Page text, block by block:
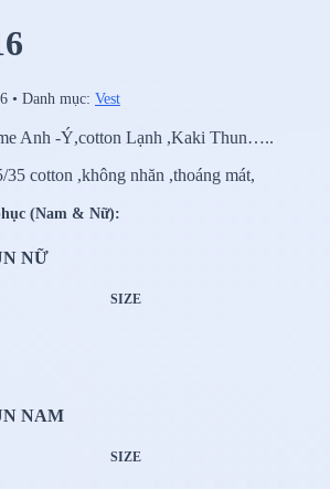
• Danh mục: Vest
Anh -Ý,cotton Lạnh ,Kaki Thun…..
35 cotton ,không nhăn ,thoáng mát,
(Nam & Nữ):
NỮ
SIZE
NAM
SIZE